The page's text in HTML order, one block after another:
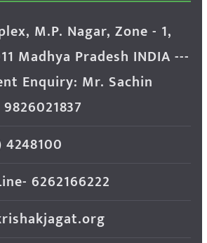
M.P. Nagar, Zone - 1,
Madhya Pradesh INDIA ---
Enquiry: Mr. Sachin
6262166222